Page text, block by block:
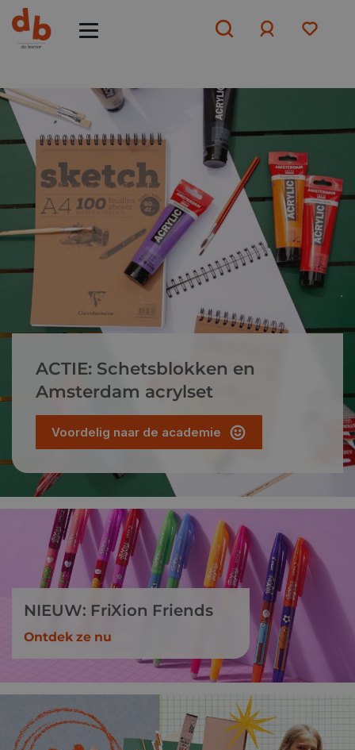
Aanmelden
of aanmelden
ACTIE: Schetsblokken en
Amsterdam acrylset
Voordelig naar de academie
NIEUW: FriXion Friends
Ontdek ze nu